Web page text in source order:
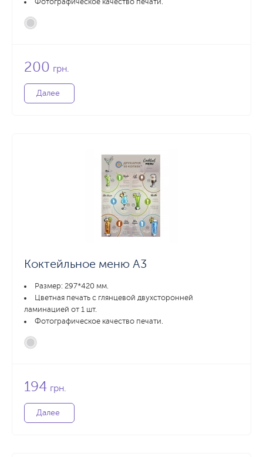
Фотографическое качество печати.
200 грн.
Далее
Коктейльное меню А3
Размер: 297*420 мм.
Цветная печать с глянцевой двухсторонней
ламинацией от 1 шт.
Фотографическое качество печати.
194 грн.
Далее